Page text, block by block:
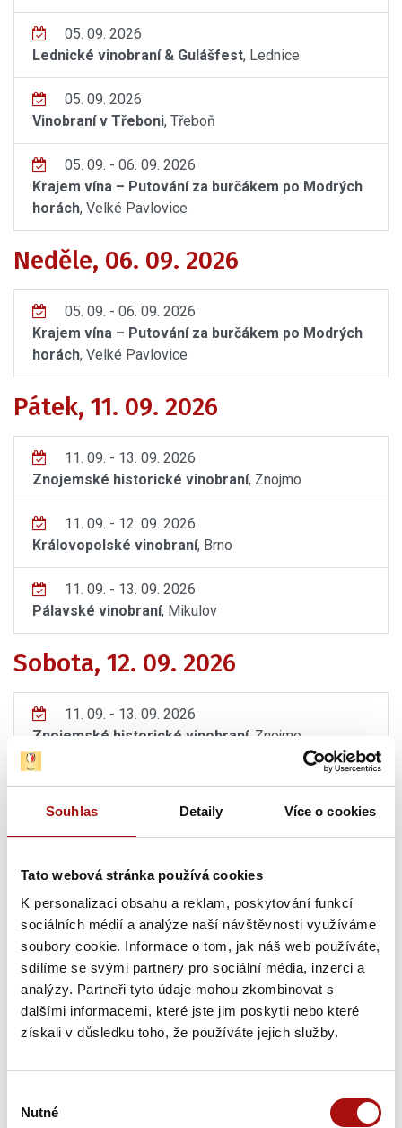
Souhlas Detaily Více o cookies
Tato webová stránka používá cookies
K personalizaci obsahu a reklam, poskytování funkcí
sociálních médií a analýze naší návštěvnosti využíváme
soubory cookie. Informace o tom, jak náš web používáte,
sdílíme se svými partnery pro sociální média, inzerci a
analýzy. Partneři tyto údaje mohou zkombinovat s
dalšími informacemi, které jste jim poskytli nebo které
získali v důsledku toho, že používáte jejich služby.
souhlasu
Nutné
05. 09. 2026
Lednické vinobraní & Gulášfest, Lednice
05. 09. 2026
Vinobraní v Třeboni, Třeboň
05. 09. - 06. 09. 2026
Krajem vína – Putování za burčákem po Modrých
horách, Velké Pavlovice
Neděle, 06. 09. 2026
05. 09. - 06. 09. 2026
Krajem vína – Putování za burčákem po Modrých
horách, Velké Pavlovice
Pátek, 11. 09. 2026
11. 09. - 13. 09. 2026
Znojemské historické vinobraní, Znojmo
11. 09. - 12. 09. 2026
Královopolské vinobraní, Brno
11. 09. - 13. 09. 2026
Pálavské vinobraní, Mikulov
Sobota, 12. 09. 2026
11. 09. - 13. 09. 2026
Znojemské historické vinobraní, Znojmo
Pálavské vinobraní
, Mikulov
12. 09. 2026
Řepínské vinobraní, Řepín
12. 09. - 13. 09. 2026
Otevřené sklepy Dubňanská hora a burčák,
Mutěnice